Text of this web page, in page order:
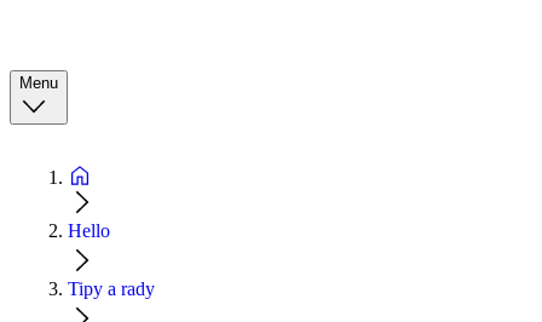
Menu
Hello
Tipy a rady